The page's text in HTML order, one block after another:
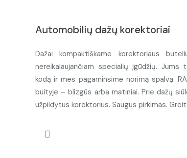
Automobilių dažų korektoriai
Dažai kompaktiškame korektoriaus
nereikalaujančiam specialių įgūdžių.
kodą ir mes pagaminsime norimą spalvą.
buityje – blizgūs arba matiniai. Prie dažų
užpildytus korektorius. Saugus pirkimas.